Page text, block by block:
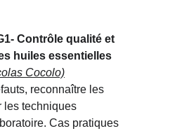
- Contrôle qualité et
huiles essentielles
Cocolo)
reconnaître les
les techniques
Cas pratiques